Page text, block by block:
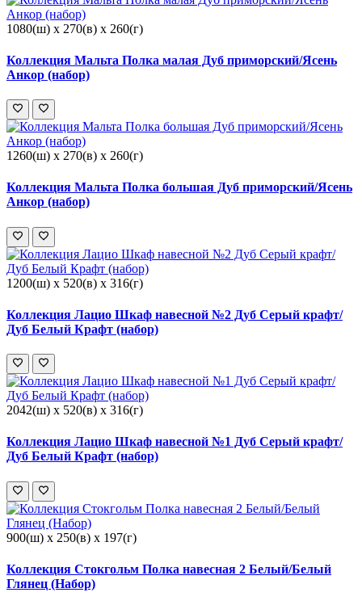
1080(ш) x 270(в) x 260(г)
Коллекция Мальта Полка малая Дуб приморский/Ясень
Анкор (набор)
1260(ш) x 270(в) x 260(г)
Коллекция Мальта Полка большая Дуб приморский/Ясень
Анкор (набор)
1200(ш) x 520(в) x 316(г)
Коллекция Лацио Шкаф навесной №2 Дуб Серый крафт/
Дуб Белый Крафт (набор)
2042(ш) x 520(в) x 316(г)
Коллекция Лацио Шкаф навесной №1 Дуб Серый крафт/
Дуб Белый Крафт (набор)
900(ш) x 250(в) x 197(г)
Коллекция Стокгольм Полка навесная 2 Белый/Белый
Глянец (Набор)